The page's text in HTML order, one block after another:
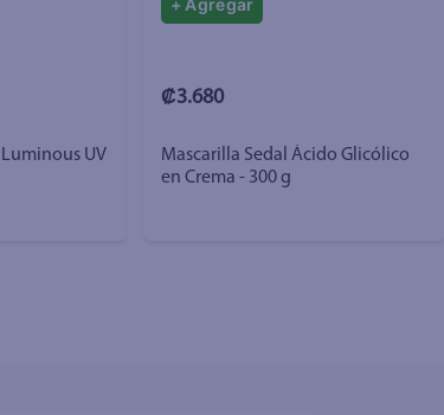
Luminous UV
+ Agregar
₡3.680
Mascarilla Sedal Ácido Glicólico
en Crema - 300 g